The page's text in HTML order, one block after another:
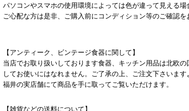
パソコンやスマホの使用環境によっては色が違って見える
ご心配な方は是非、ご購入前にコンディション等のご確認
【アンティーク、ビンテージ食器に関して】
当店でお取り扱いしております食器、キッチン用品は北欧
してお使いにはなれません。ご了承の上、ご注文下さいます
福井の実店舗にて商品を手に取ってご覧いただけます。
【雑貨などの送料について】